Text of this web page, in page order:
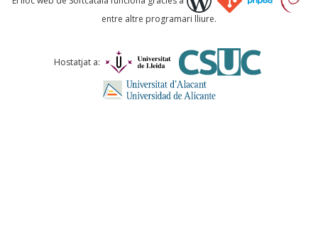
Comentari *
entre altre programari lliure.
Hostatjat a: